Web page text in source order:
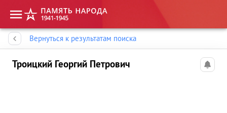
Вернуться к результатам поиска
Троицкий Георгий Петрович
Память народа